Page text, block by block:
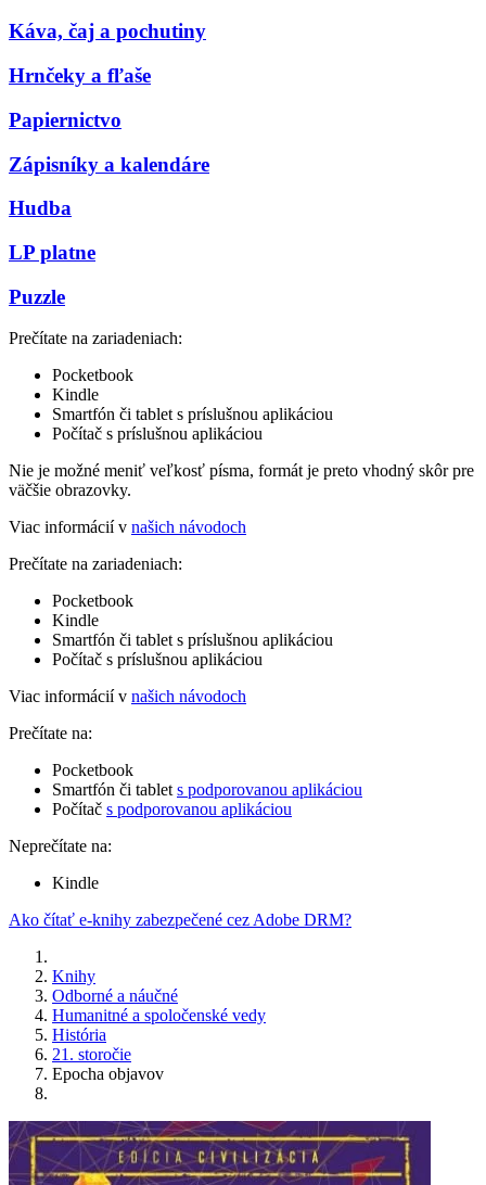
Káva, čaj a pochutiny
Hrnčeky a fľaše
Papiernictvo
Zápisníky a kalendáre
Hudba
LP platne
Puzzle
Prečítate na zariadeniach:
Pocketbook
Kindle
Smartfón či tablet s príslušnou aplikáciou
Počítač s príslušnou aplikáciou
Nie je možné meniť veľkosť písma, formát je preto vhodný skôr pre
väčšie obrazovky.
Viac informácií v našich návodoch
Prečítate na zariadeniach:
Pocketbook
Kindle
Smartfón či tablet s príslušnou aplikáciou
Počítač s príslušnou aplikáciou
Viac informácií v našich návodoch
Prečítate na:
Pocketbook
Smartfón či tablet s podporovanou aplikáciou
Počítač s podporovanou aplikáciou
Neprečítate na:
Kindle
Ako čítať e-knihy zabezpečené cez Adobe DRM?
Knihy
Odborné a náučné
Humanitné a spoločenské vedy
História
21. storočie
Epocha objavov